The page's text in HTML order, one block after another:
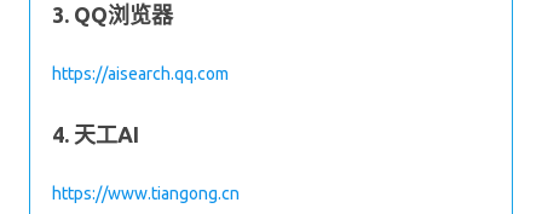
3. QQ浏览器
https://aisearch.qq.com
4. 天工AI
https://www.tiangong.cn